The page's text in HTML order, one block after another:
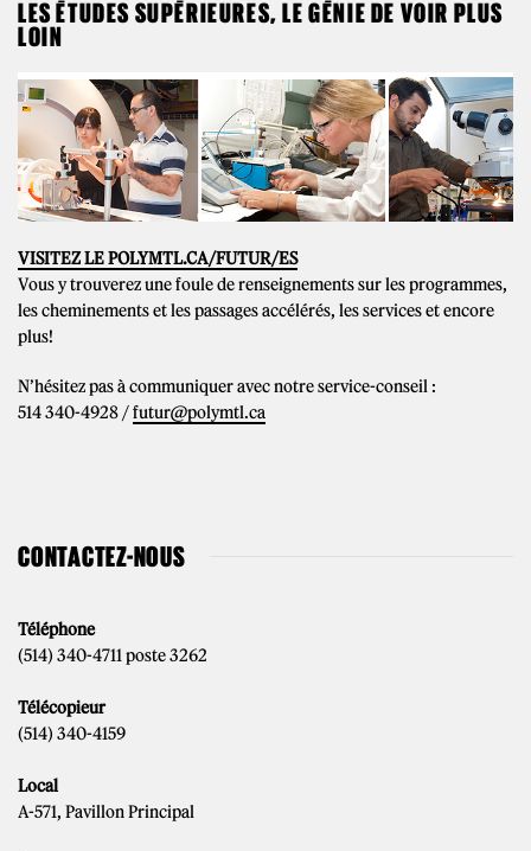
LES ÉTUDES SUPÉRIEURES, LE GÉNIE DE VOIR PLUS
LOIN
VISITEZ LE POLYMTL.CA/FUTUR/ES
Vous y trouverez une foule de renseignements sur les programmes,
les cheminements et les passages accélérés, les services et encore
plus!
N’hésitez pas à communiquer avec notre service-conseil :
514 340-4928 /futur@polymtl.ca
CONTACTEZ-NOUS
Téléphone
(514) 340-4711 poste 3262
Télécopieur
(514) 340-4159
Local
A-571, Pavillon Principal